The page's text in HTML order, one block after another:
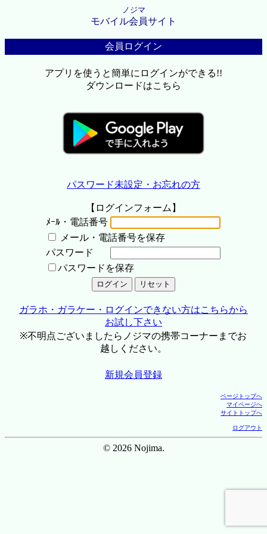
ノジマ
モバイル会員サイト
会員ログイン
アプリを使うと簡単にログインができる!!
ダウンロードはこちら
パスワード未設定・お忘れの方
【ログインフォーム】
ﾒｰﾙ・電話番号
メール・電話番号を保存
パスワード
パスワードを保存
ガラホ・ガラケー・ログインできない方はこちらから
お試し下さい
※不明点ございましたらノジマの携帯コーナーまでお
越しください。
新規会員登録
ページトップへ
マイページへ
サイトトップへ
ログアウト
© 2026 Nojima.